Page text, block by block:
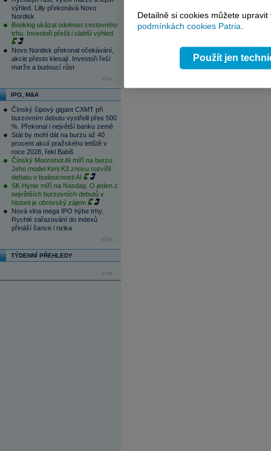
výhled. Lilly překonává Novo
Nordisk
Booking ukázal odolnost cestovního
trhu. Investoři přešli i slabší výhled
Novo Nordisk překonal očekávání,
akcie přesto klesají. Investoři řeší
marže a budoucí růst
více...
IPO, M&A
Čínský čipový gigant CXMT při
burzovním debutu vystřelil přes 500
%. Překonal i největší banku země
Stát by mohl dát na burzu až 40
procent akcií pražského letiště v
roce 2028, řekl Babiš
Čínský Moonshot AI míří na burzu.
Jeho model Kimi K3 znovu rozvířil
debatu o budoucnosti AI
SK Hynix míří na Nasdaq. O jeden z
největších burzovních debutů v
historii je obrovský zájem
Nová vlna mega IPO hýbe trhy.
Rychlé zařazování do indexů
přináší šance i rizika
více...
TÝDENNÍ PŘEHLEDY
více...
Detailně si cookies můžete
podmínkách cookies Patria.
Použít jen